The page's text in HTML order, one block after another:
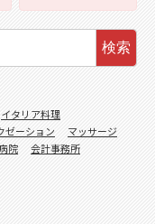
検索
イタリア料理
ゼーション
マッサージ
院
会計事務所